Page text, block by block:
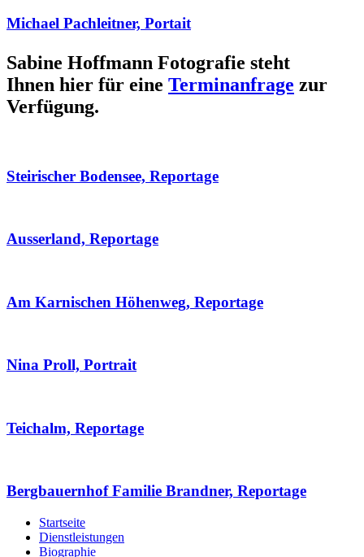
Michael Pachleitner, Portait
Sabine Hoffmann Fotografie steht
Ihnen hier für eine Terminanfrage zur
Verfügung.
Steirischer Bodensee, Reportage
Ausserland, Reportage
Am Karnischen Höhenweg, Reportage
Nina Proll, Portrait
Teichalm, Reportage
Bergbauernhof Familie Brandner, Reportage
Startseite
Dienstleistungen
Biographie